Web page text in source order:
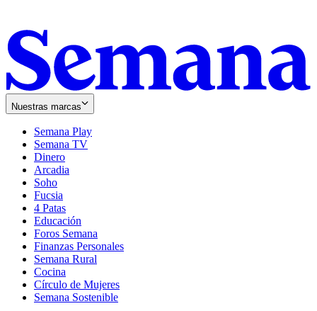
Nuestras marcas
Semana Play
Semana TV
Dinero
Arcadia
Soho
in
new
window
Fucsia
in
new
window
4 Patas
Educación
Foros Semana
Finanzas Personales
Semana Rural
Cocina
Círculo de Mujeres
Semana Sostenible